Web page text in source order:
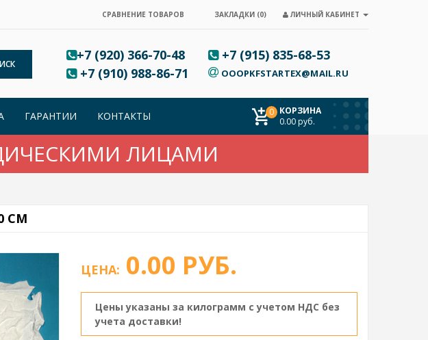
СРАВНЕНИЕ ТОВАРОВ ЗАКЛАДКИ (0) ЛИЧНЫЙ КАБИНЕТ
+7 (920) 366-70-48
+7 (910) 988-86-71
+7 (915) 835-68-53
OOOPKFSTARTEX@MAIL.RU
ГАРАНТИИ КОНТАКТЫ КОРЗИНА
0
0.00 руб.
ЛИЦАМИ
СМ
ЦЕНА: 0.00 РУБ.
Цены указаны за килограмм с учетом НДС без
учета доставки!